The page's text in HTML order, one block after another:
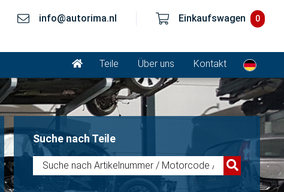
info@autorima.nl Einkaufswagen 0
Teile Über uns Kontakt
Suche nach Teile